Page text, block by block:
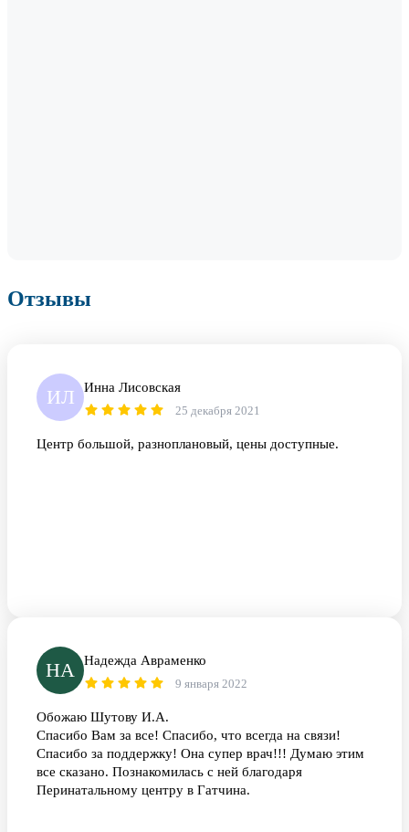
Отзывы
ИЛ Инна Лисовская
25 декабря 2021
Центр большой, разноплановый, цены доступные.
НА Надежда Авраменко
9 января 2022
Обожаю Шутову И.А.
Спасибо Вам за все! Спасибо, что всегда на связи!
Спасибо за поддержку! Она супер врач!!! Думаю этим
все сказано. Познакомилась с ней благодаря
Перинатальному центру в Гатчина.